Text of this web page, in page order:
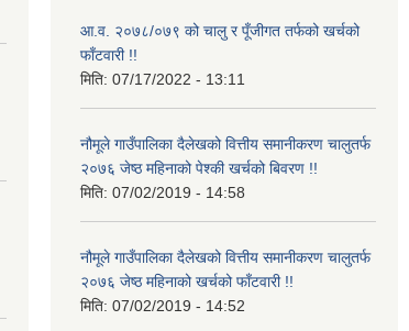
आ.व. २०७८/०७९ को चालु र पूँजीगत तर्फको खर्चको
फाँटवारी !!
मिति: 07/17/2022 - 13:11
नौमूले गाउँपालिका दैलेखको वित्तीय समानीकरण चालुतर्फ
२०७६ जेष्ठ महिनाको पेश्की खर्चको बिवरण !!
मिति: 07/02/2019 - 14:58
नौमूले गाउँपालिका दैलेखको वित्तीय समानीकरण चालुतर्फ
२०७६ जेष्ठ महिनाको खर्चको फाँटवारी !!
मिति: 07/02/2019 - 14:52